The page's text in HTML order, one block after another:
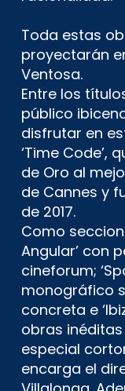
Toda estas
proyectarán
Ventosa.
Entre los
público
disfrutar en
‘Time Code’,
de Oro al
de Cannes y
de 2017.
Como
Angular’ con
cineforum;
monográfico
concreta e
obras
especial
encarga el